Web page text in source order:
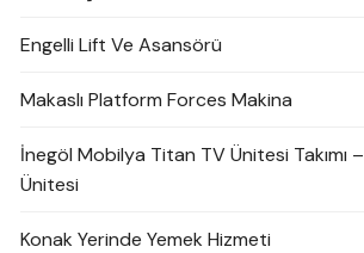
Engelli Lift Ve Asansörü
Makaslı Platform Forces Makina
İnegöl Mobilya Titan TV Ünitesi Takımı
Ünitesi
Konak Yerinde Yemek Hizmeti